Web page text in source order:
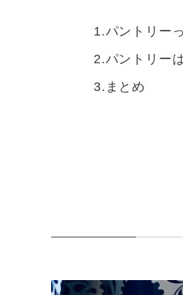
パントリー
パントリー
まとめ